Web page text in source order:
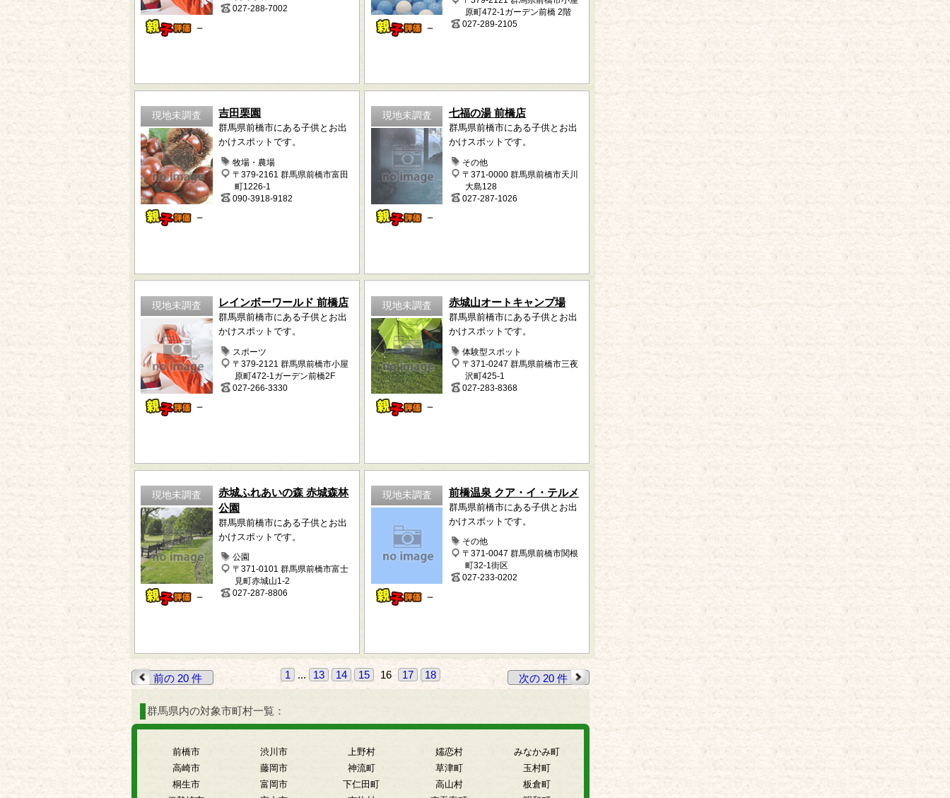
－
027-288-7002
－
原町472-1ガーデン前橋 2階
027-289-2105
現地未調査
－
吉田栗園
群馬県前橋市にある子供とお出
かけスポットです。
牧場・農場
〒379-2161 群馬県前橋市富田
町1226-1
090-3918-9182
現地未調査
－
七福の湯 前橋店
群馬県前橋市にある子供とお出
かけスポットです。
その他
〒371-0000 群馬県前橋市天川
大島128
027-287-1026
現地未調査
－
レインボーワールド 前橋店
群馬県前橋市にある子供とお出
かけスポットです。
スポーツ
〒379-2121 群馬県前橋市小屋
原町472-1ガーデン前橋2F
027-266-3330
現地未調査
－
赤城山オートキャンプ場
群馬県前橋市にある子供とお出
かけスポットです。
体験型スポット
〒371-0247 群馬県前橋市三夜
沢町425-1
027-283-8368
現地未調査
－
赤城ふれあいの森 赤城森林
公園
群馬県前橋市にある子供とお出
かけスポットです。
公園
〒371-0101 群馬県前橋市富士
見町赤城山1-2
027-287-8806
現地未調査
－
前橋温泉 クア・イ・テルメ
群馬県前橋市にある子供とお出
かけスポットです。
その他
〒371-0047 群馬県前橋市関根
町32-1街区
027-233-0202
前の 20 件 1 ... 13 14 15 16 17 18 次の 20 件
群馬県内の対象市町村一覧：
前橋市
高崎市
桐生市
渋川市
藤岡市
富岡市
上野村
神流町
下仁田町
嬬恋村
草津町
高山村
みなかみ町
玉村町
板倉町